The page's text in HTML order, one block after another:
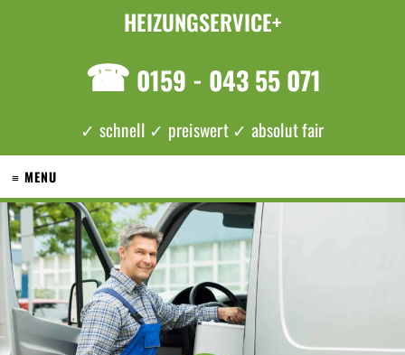
HEIZUNGSERVICE+
☎ 0159 - 043 55 071
✓ schnell ✓ preiswert ✓ absolut fair
≡ MENU